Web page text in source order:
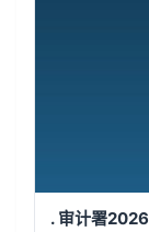
. 审计署